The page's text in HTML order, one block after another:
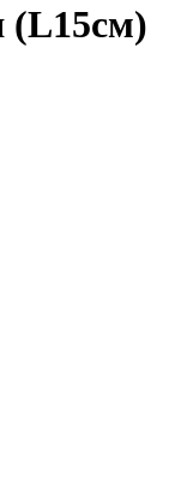
(L15см)